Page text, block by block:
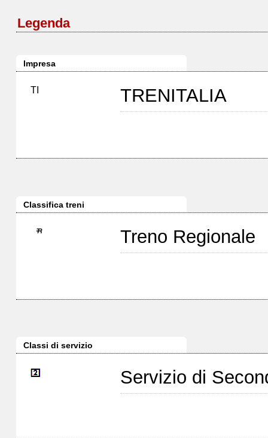
Legenda
Impresa
TI TRENITALIA
Classifica treni
Treno Regionale
Classi di servizio
Servizio di